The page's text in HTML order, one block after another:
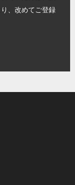
、改めてご登録